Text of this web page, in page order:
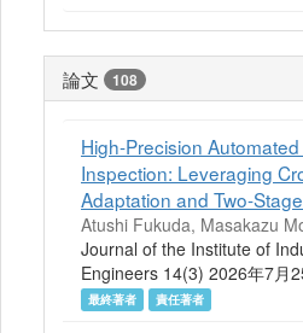
論文 108
High-Precision
Inspection: Leveraging
Adaptation and Two-
Atushi Fukuda, Masakazu
Journal of the Institute of
Engineers 14(3) 2026年7月
最終著者
責任著者